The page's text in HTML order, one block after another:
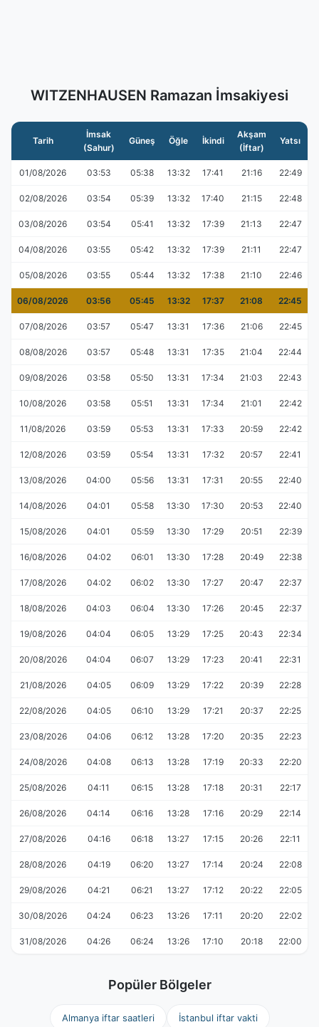
WITZENHAUSEN Ramazan İmsakiyesi
Tarih
İmsak
(Sahur)
Güneş Öğle İkindi
Akşam
(İftar)
Yatsı
01/08/2026 03:53 05:38 13:32 17:41 21:16 22:49
02/08/2026 03:54 05:39 13:32 17:40 21:15 22:48
03/08/2026 03:54 05:41 13:32 17:39 21:13 22:47
04/08/2026 03:55 05:42 13:32 17:39 21:11 22:47
05/08/2026 03:55 05:44 13:32 17:38 21:10 22:46
06/08/2026 03:56 05:45 13:32 17:37 21:08 22:45
07/08/2026 03:57 05:47 13:31 17:36 21:06 22:45
08/08/2026 03:57 05:48 13:31 17:35 21:04 22:44
09/08/2026 03:58 05:50 13:31 17:34 21:03 22:43
10/08/2026 03:58 05:51 13:31 17:34 21:01 22:42
11/08/2026 03:59 05:53 13:31 17:33 20:59 22:42
12/08/2026 03:59 05:54 13:31 17:32 20:57 22:41
13/08/2026 04:00 05:56 13:31 17:31 20:55 22:40
14/08/2026 04:01 05:58 13:30 17:30 20:53 22:40
15/08/2026 04:01 05:59 13:30 17:29 20:51 22:39
16/08/2026 04:02 06:01 13:30 17:28 20:49 22:38
17/08/2026 04:02 06:02 13:30 17:27 20:47 22:37
18/08/2026 04:03 06:04 13:30 17:26 20:45 22:37
19/08/2026 04:04 06:05 13:29 17:25 20:43 22:34
20/08/2026 04:04 06:07 13:29 17:23 20:41 22:31
21/08/2026 04:05 06:09 13:29 17:22 20:39 22:28
22/08/2026 04:05 06:10 13:29 17:21 20:37 22:25
23/08/2026 04:06 06:12 13:28 17:20 20:35 22:23
24/08/2026 04:08 06:13 13:28 17:19 20:33 22:20
25/08/2026 04:11 06:15 13:28 17:18 20:31 22:17
26/08/2026 04:14 06:16 13:28 17:16 20:29 22:14
27/08/2026 04:16 06:18 13:27 17:15 20:26 22:11
28/08/2026 04:19 06:20 13:27 17:14 20:24 22:08
29/08/2026 04:21 06:21 13:27 17:12 20:22 22:05
30/08/2026 04:24 06:23 13:26 17:11 20:20 22:02
31/08/2026 04:26 06:24 13:26 17:10 20:18 22:00
Popüler Bölgeler
Almanya iftar saatleri İstanbul iftar vakti